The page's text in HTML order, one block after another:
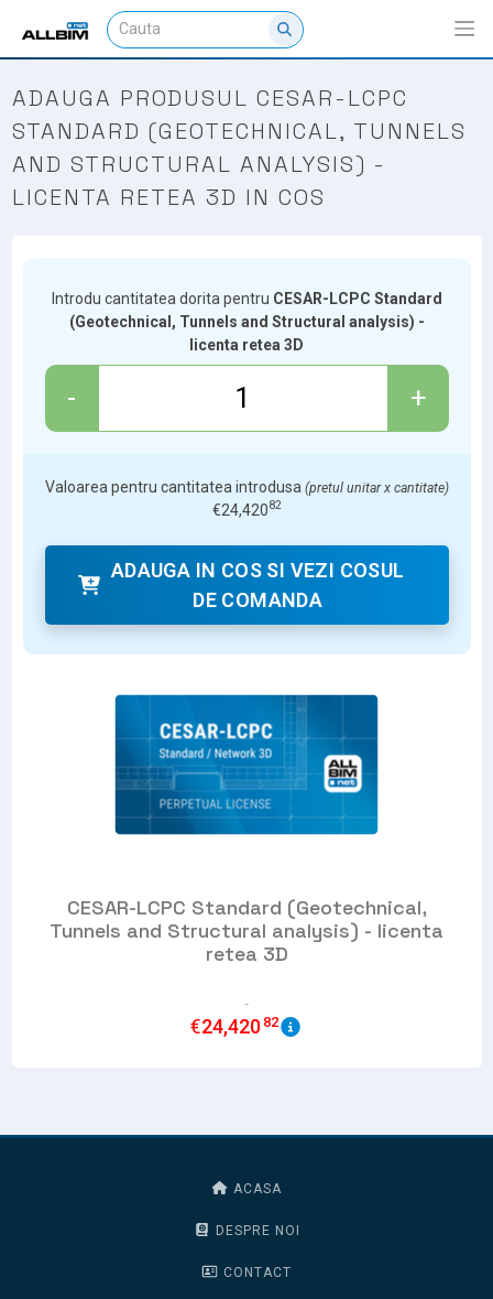
ADAUGA PRODUSUL CESAR-LCPC
STANDARD (GEOTECHNICAL, TUNNELS
AND STRUCTURAL ANALYSIS) -
LICENTA RETEA 3D IN COS
Introdu cantitatea dorita pentru CESAR-LCPC Standard
(Geotechnical, Tunnels and Structural analysis) -
licenta retea 3D
- +
Valoarea pentru cantitatea introdusa (pretul unitar x cantitate)
€24,42082
ADAUGA IN COS SI VEZI COSUL
DE COMANDA
CESAR-LCPC Standard (Geotechnical,
Tunnels and Structural analysis) - licenta
retea 3D
€24,420 82
ACASA
DESPRE NOI
CONTACT